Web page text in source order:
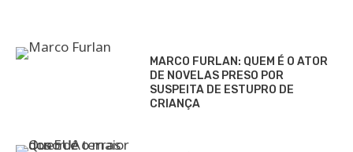
MARCO FURLAN: QUEM É O ATOR
DE NOVELAS PRESO POR
SUSPEITA DE ESTUPRO DE
CRIANÇA